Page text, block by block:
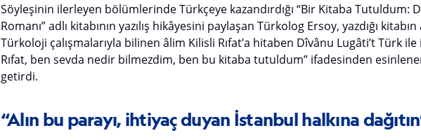
Söyleşinin ilerleyen bölümlerinde Türkçeye kazandırdığı “Bir Kitaba Tutuldum:
Romanı” adlı kitabının yazılış hikâyesini paylaşan Türkolog Ersoy, yazdığı kitabın
Türkoloji çalışmalarıyla bilinen âlim Kilisli Rıfat’a hitaben Dîvânu Lugâti’t Türk
Rıfat, ben sevda nedir bilmezdim, ben bu kitaba tutuldum” ifadesinden
getirdi.
“Alın bu parayı, ihtiyaç duyan İstanbul halkına